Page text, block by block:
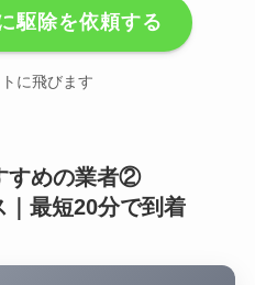
駆除を依頼する
に飛びます
すめの業者②
｜最短20分で到着